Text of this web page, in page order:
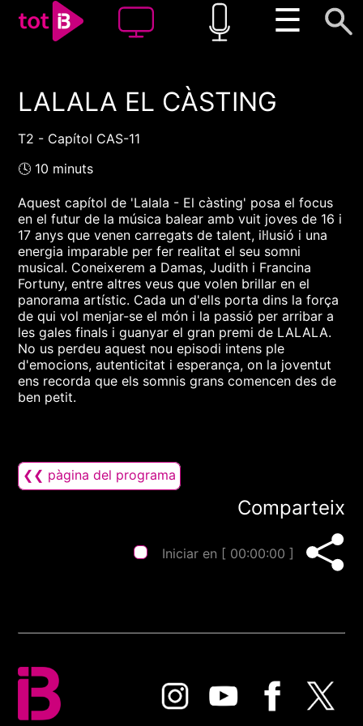
☰
00:00 00:00
1x
LALALA EL CÀSTING
T2 - Capítol CAS-11
🕓 10 minuts
Aquest capítol de 'Lalala - El càsting' posa el focus
en el futur de la música balear amb vuit joves de 16 i
17 anys que venen carregats de talent, il·lusió i una
energia imparable per fer realitat el seu somni
musical. Coneixerem a Damas, Judith i Francina
Fortuny, entre altres veus que volen brillar en el
panorama artístic. Cada un d'ells porta dins la força
de qui vol menjar-se el món i la passió per arribar a
les gales finals i guanyar el gran premi de LALALA.
No us perdeu aquest nou episodi intens ple
d'emocions, autenticitat i esperança, on la joventut
ens recorda que els somnis grans comencen des de
ben petit.
❮❮ pàgina del programa
Comparteix
Iniciar en [ 00:00:00 ]